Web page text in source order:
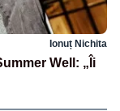
Ionuț Nichita
Well: „Îi